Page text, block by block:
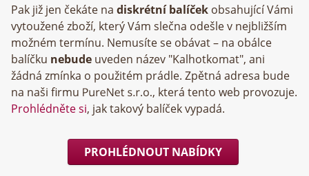
Pak již jen čekáte na diskrétní balíček obsahující Vámi
vytoužené zboží, který Vám slečna odešle v nejbližším
možném termínu. Nemusíte se obávat – na obálce
balíčku nebude uveden název "Kalhotkomat", ani
žádná zmínka o použitém prádle. Zpětná adresa bude
na naši firmu
, která tento web provozuje.
Prohlédněte si, jak takový balíček vypadá.
PROHLÉDNOUT NABÍDKY